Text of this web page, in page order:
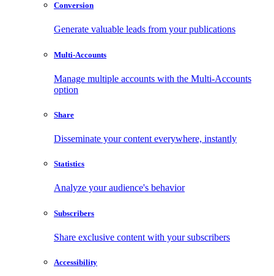
Conversion
Generate valuable leads from your publications
Multi-Accounts
Manage multiple accounts with the Multi-Accounts
option
Share
Disseminate your content everywhere, instantly
Statistics
Analyze your audience's behavior
Subscribers
Share exclusive content with your subscribers
Accessibility